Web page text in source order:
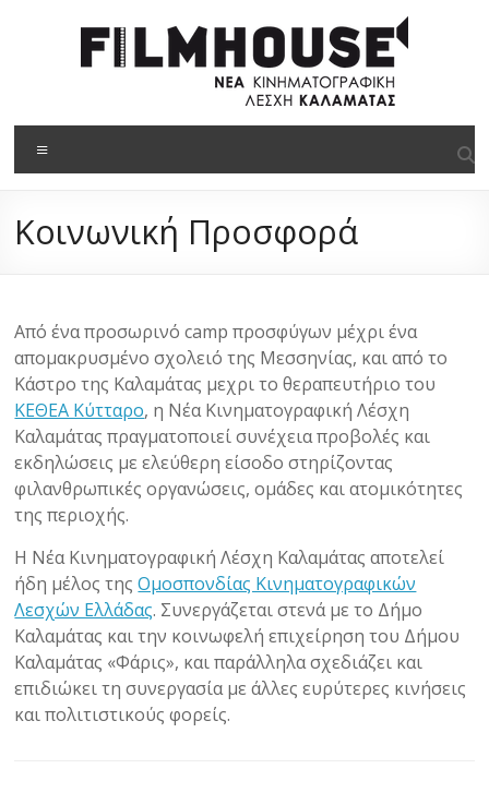
περιεχόμενο
περιεχόμενο
Filmhouse
Νέα
Λέσχη
Κοινωνική Προσφορά
Από ένα προσωρινό camp προσφύγων μέχρι ένα
απομακρυσμένο σχολειό της Μεσσηνίας, και από το
Κάστρο της Καλαμάτας μεχρι το θεραπευτήριο του
ΚΕΘΕΑ Κύτταρο, η Νέα Κινηματογραφική Λέσχη
Καλαμάτας πραγματοποιεί συνέχεια προβολές και
εκδηλώσεις με ελεύθερη είσοδο στηρίζοντας
φιλανθρωπικές οργανώσεις, ομάδες και ατομικότητες
της περιοχής.
Η Νέα Κινηματογραφική Λέσχη Καλαμάτας αποτελεί
ήδη μέλος τηςΟμοσπονδίας Κινηματογραφικών
Λεσχών Ελλάδας. Συνεργάζεται στενά με το Δήμο
Καλαμάτας και την κοινωφελή επιχείρηση του Δήμου
Καλαμάτας «Φάρις», και παράλληλα σχεδιάζει και
επιδιώκει τη συνεργασία με άλλες ευρύτερες κινήσεις
και πολιτιστικούς φορείς.